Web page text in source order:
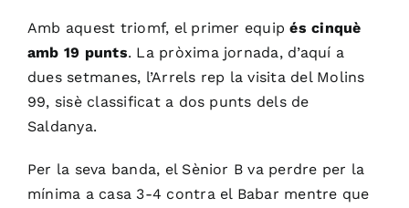
Amb aquest triomf, el primer equipés cinquè
amb 19 punts. La pròxima jornada, d’aquí a
dues setmanes, l’Arrels rep la visita del Molins
99, sisè classificat a dos punts dels de
Saldanya.
Per la seva banda, el Sènior B va perdre per la
mínima a casa 3-4 contra el Babar mentre que